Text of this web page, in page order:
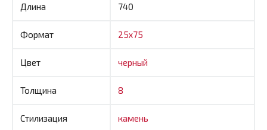
Длина 740
Формат 25x75
Цвет черный
Толщина 8
Стилизация камень